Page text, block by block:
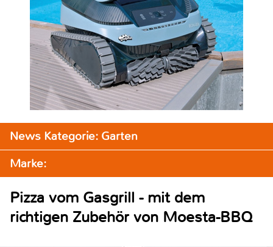
News Kategorie: Garten
Marke:
Pizza vom Gasgrill - mit dem
richtigen Zubehör von Moesta-BBQ